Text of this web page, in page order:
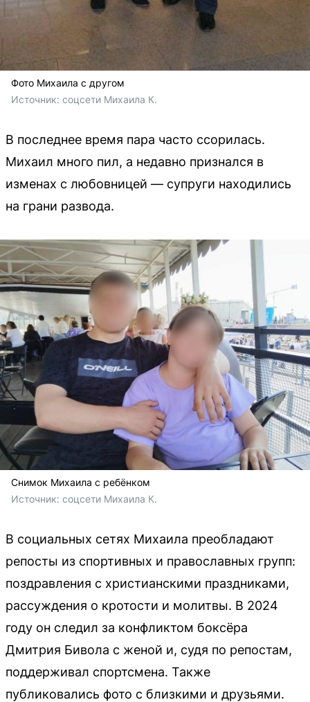
Фото Михаила с другом
Источник: соцсети Михаила К.
В последнее время пара часто ссорилась.
Михаил много пил, а недавно признался в
изменах с любовницей — супруги находились
на грани развода.
Снимок Михаила с ребёнком
Источник: соцсети Михаила К.
В социальных сетях Михаила преобладают
репосты из спортивных и православных групп:
поздравления с христианскими праздниками,
рассуждения о кротости и молитвы. В 2024
году он следил за конфликтом боксёра
Дмитрия Бивола с женой и, судя по репостам,
поддерживал спортсмена. Также
публиковались фото с близкими и друзьями.